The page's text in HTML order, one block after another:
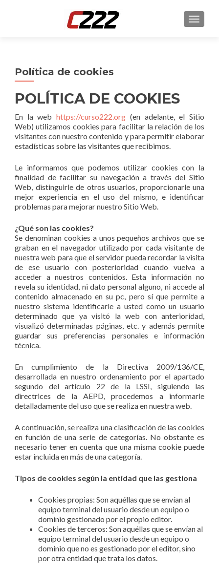
Política de cookies
POLÍTICA DE COOKIES
En la webhttps://curso222.org (en adelante, el Sitio
Web) utilizamos cookies para facilitar la relación de los
visitantes con nuestro contenido y para permitir elaborar
estadísticas sobre las visitantes que recibimos.
Le informamos que podemos utilizar cookies con la
finalidad de facilitar su navegación a través del Sitio
Web, distinguirle de otros usuarios, proporcionarle una
mejor experiencia en el uso del mismo, e identificar
problemas para mejorar nuestro Sitio Web.
¿Qué son las cookies?
Se denominan cookies a unos pequeños archivos que se
graban en el navegador utilizado por cada visitante de
nuestra web para que el servidor pueda recordar la visita
de ese usuario con posterioridad cuando vuelva a
acceder a nuestros contenidos. Esta información no
revela su identidad, ni dato personal alguno, ni accede al
contenido almacenado en su pc, pero sí que permite a
nuestro sistema identificarle a usted como un usuario
determinado que ya visitó la web con anterioridad,
visualizó determinadas páginas, etc. y además permite
guardar sus preferencias personales e información
técnica.
En cumplimiento de la Directiva 2009/136/CE,
desarrollada en nuestro ordenamiento por el apartado
segundo del artículo 22 de la LSSI, siguiendo las
directrices de la AEPD, procedemos a informarle
detalladamente del uso que se realiza en nuestra web.
A continuación, se realiza una clasificación de las cookies
en función de una serie de categorías. No obstante es
necesario tener en cuenta que una misma cookie puede
estar incluida en más de una categoría.
Tipos de cookies según la entidad que las gestiona
Cookies propias: Son aquéllas que se envían al
equipo terminal del usuario desde un equipo o
dominio gestionado por el propio editor.
Cookies de terceros: Son aquéllas que se envían al
equipo terminal del usuario desde un equipo o
dominio que no es gestionado por el editor, sino
por otra entidad que trata los datos.